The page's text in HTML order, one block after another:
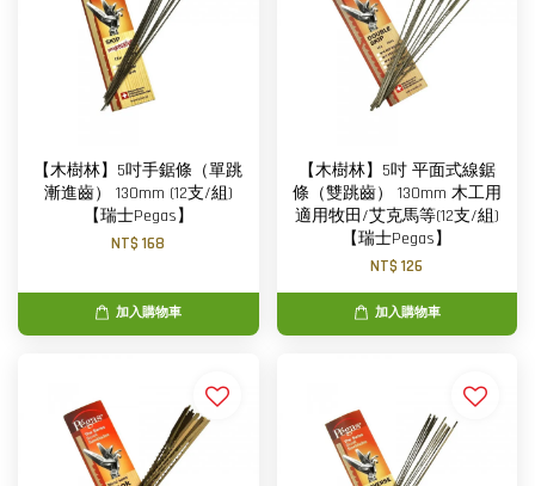
【木樹林】5吋手鋸條（單跳
漸進齒） 130mm (12支/組)
【瑞士Pegas】
NT$ 168
加入購物車
【木樹林】5吋 平面式線鋸
條（雙跳齒） 130mm 木工用
適用牧田/艾克馬等(12支/組)
【瑞士Pegas】
NT$ 126
加入購物車